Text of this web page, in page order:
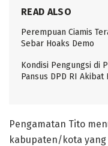
READ ALSO
Perempuan Ciamis
Sebar Hoaks Demo
Kondisi Pengungsi di
Pansus DPD RI Akibat
Pengamatan Tito
kabupaten/kota yang